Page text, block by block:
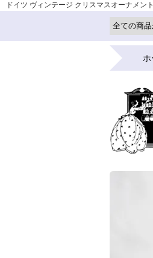
ドイツ ヴィンテージ クリスマスオーナメ
ホ